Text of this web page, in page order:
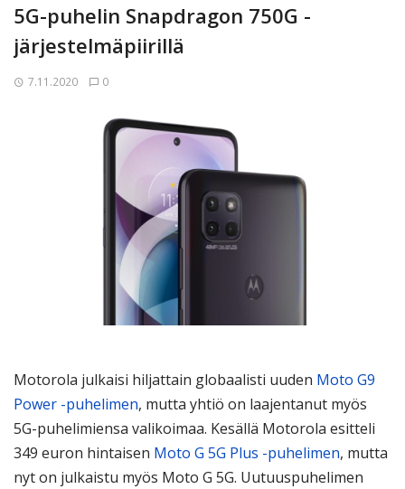
5G-puhelin Snapdragon 750G -
järjestelmäpiirillä
7.11.2020 0
Motorola julkaisi hiljattain globaalisti uuden Moto G9
Power -puhelimen, mutta yhtiö on laajentanut myös
5G-puhelimiensa valikoimaa. Kesällä Motorola esitteli
349 euron hintaisen Moto G 5G Plus -puhelimen, mutta
nyt on julkaistu myös Moto G 5G. Uutuuspuhelimen